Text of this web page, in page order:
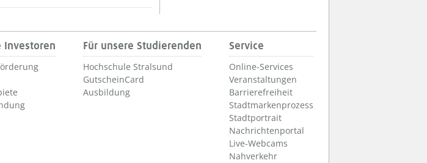
Investoren Für unsere Studierenden
Hochschule Stralsund
GutscheinCard
Ausbildung
Service
Online-Services
Veranstaltungen
Barrierefreiheit
Stadtmarkenprozess
Stadtportrait
Nachrichtenportal
Live-Webcams
Nahverkehr